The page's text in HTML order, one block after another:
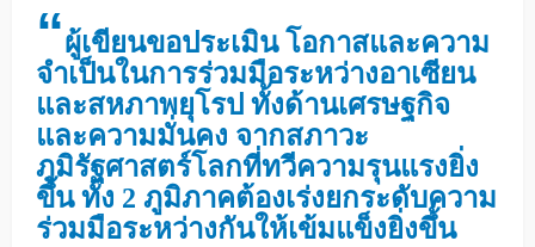
“ผู้เขียนขอประเมิน โอกาสและความ
จำเป็นในการร่วมมือระหว่างอาเซียน
และสหภาพยุโรป ทั้งด้านเศรษฐกิจ
และความมั่นคง จากสภาวะ
ภูมิรัฐศาสตร์โลกที่ทวีความรุนแรงยิ่ง
ขึ้น ทั้ง 2 ภูมิภาคต้องเร่งยกระดับความ
ร่วมมือระหว่างกันให้เข้มแข็งยิ่งขึ้น